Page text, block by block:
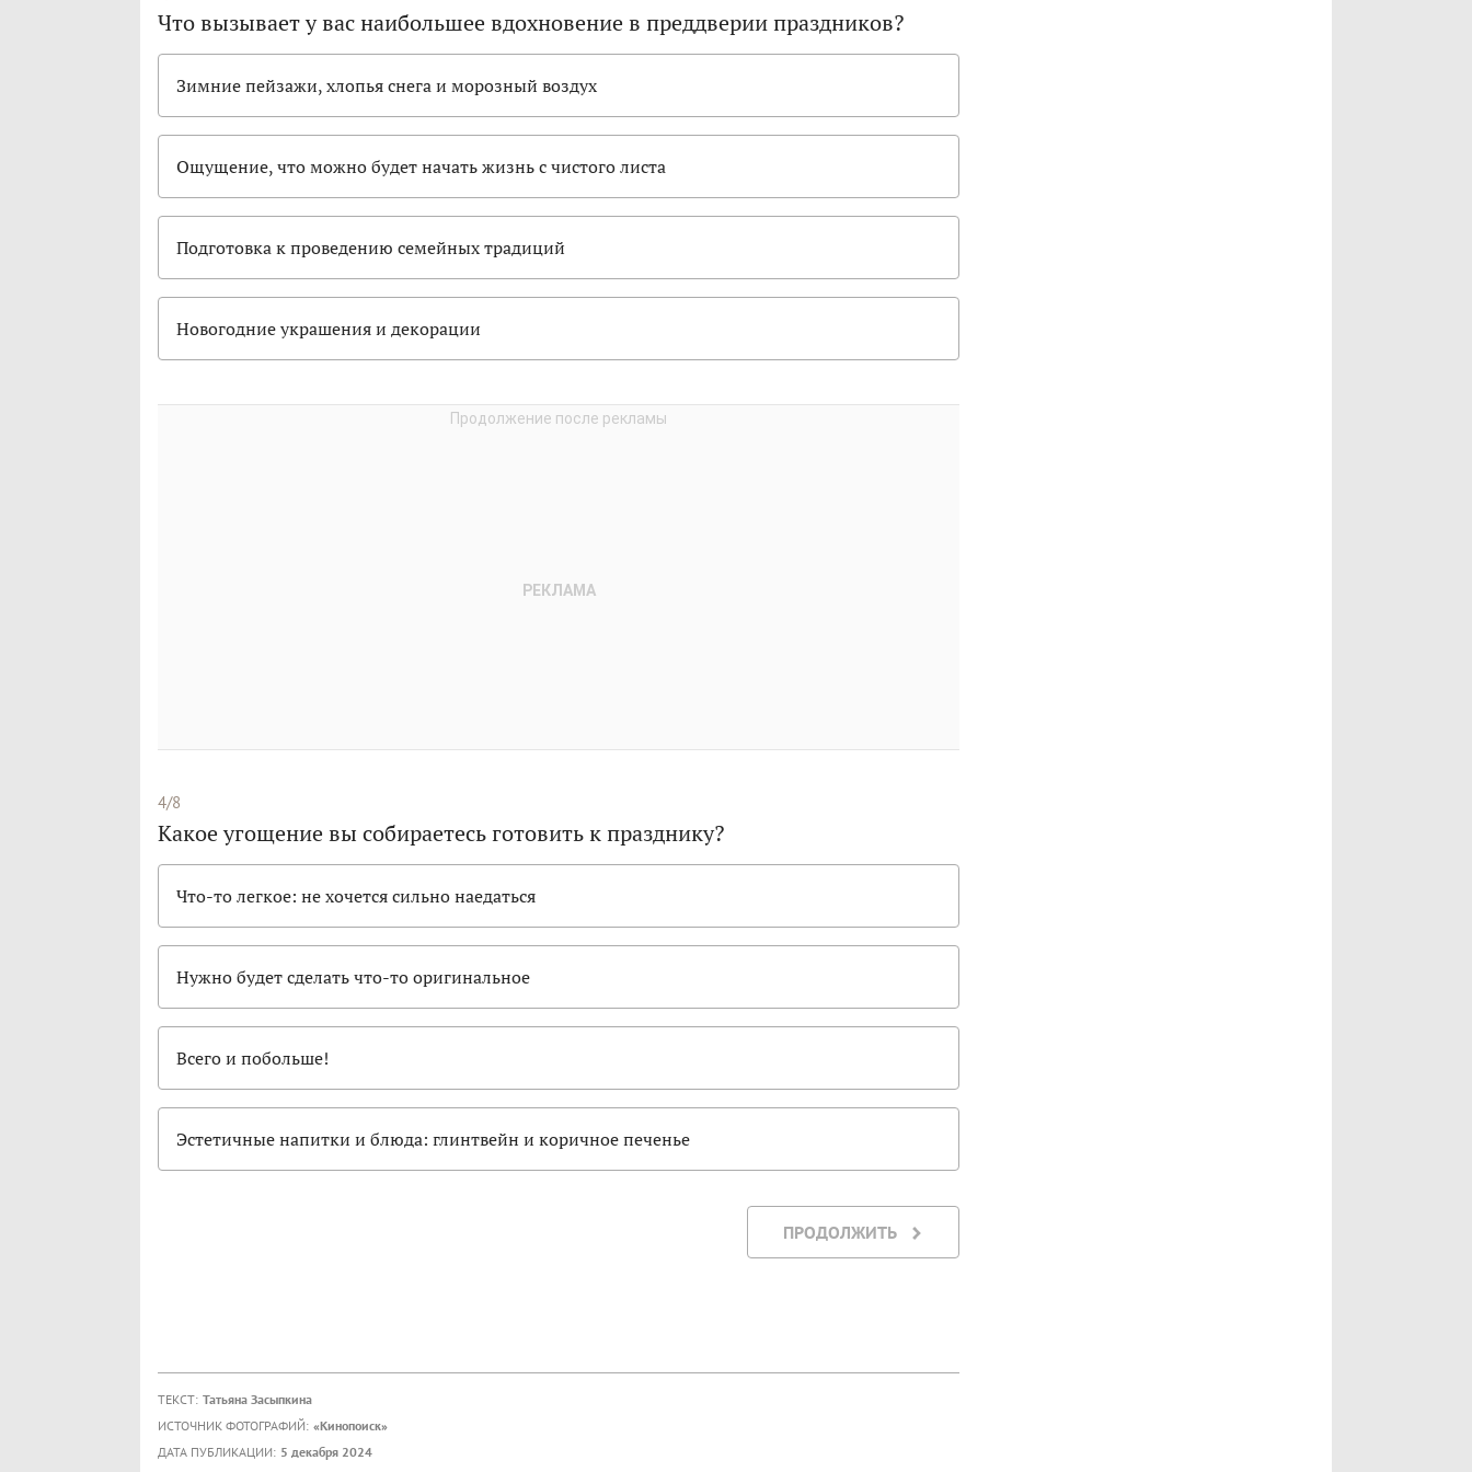
Что вызывает у вас наибольшее вдохновение в преддверии праздников?
Зимние пейзажи, хлопья снега и морозный воздух
Ощущение, что можно будет начать жизнь с чистого листа
Подготовка к проведению семейных традиций
Новогодние украшения и декорации
4/8
Какое угощение вы собираетесь готовить к празднику?
Что-то легкое: не хочется сильно наедаться
Нужно будет сделать что-то оригинальное
Всего и побольше!
Эстетичные напитки и блюда: глинтвейн и коричное печенье
ПРОДОЛЖИТЬ
ТЕКСТ: Татьяна Засыпкина
ИСТОЧНИК ФОТОГРАФИЙ: «Кинопоиск»
ДАТА ПУБЛИКАЦИИ: 5 декабря 2024